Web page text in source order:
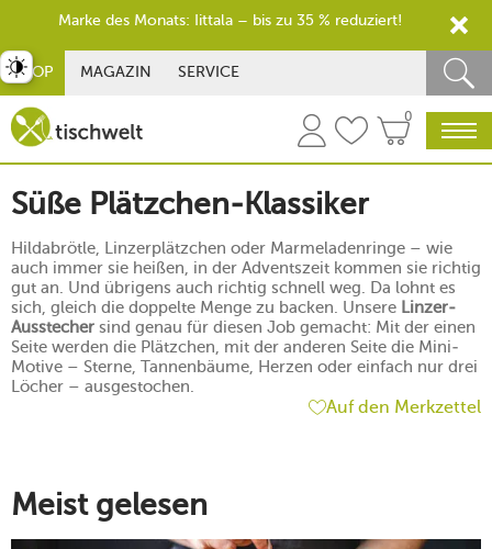
SHOP MAGAZIN SERVICE
0
Süße Plätzchen-Klassiker
Hildabrötle, Linzerplätzchen oder Marmeladenringe – wie
auch immer sie heißen, in der Adventszeit kommen sie richtig
gut an. Und übrigens auch richtig schnell weg. Da lohnt es
sich, gleich die doppelte Menge zu backen. Unsere Linzer-
Ausstecher sind genau für diesen Job gemacht: Mit der einen
Seite werden die Plätzchen, mit der anderen Seite die Mini-
Motive – Sterne, Tannenbäume, Herzen oder einfach nur drei
Löcher – ausgestochen.
Auf den Merkzettel
Meist gelesen
umschalten
Marke des Monats: Iittala – bis zu 35 % reduziert!